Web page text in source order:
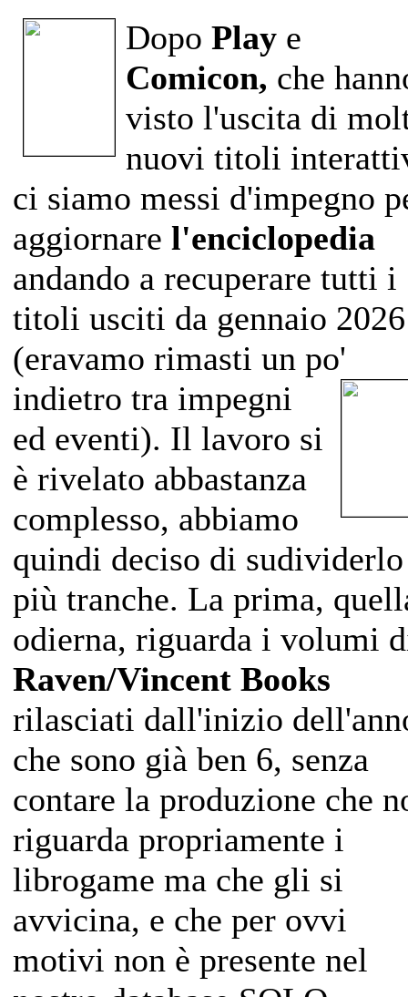
Dopo Play e
Comicon, che
visto l'uscita di
nuovi titoli
ci siamo messi d'impegno
aggiornare l'enciclopedia
andando a recuperare tutti i
titoli usciti da gennaio 2026
(eravamo rimasti un po'
indietro tra impegni
ed eventi). Il lavoro si
è rivelato abbastanza
complesso, abbiamo
quindi deciso di
più tranche. La prima,
odierna, riguarda i volumi
Raven/Vincent Books
rilasciati dall'inizio
che sono già ben 6, senza
contare la produzione che
riguarda propriamente i
librogame ma che gli si
avvicina, e che per ovvi
motivi non è presente nel